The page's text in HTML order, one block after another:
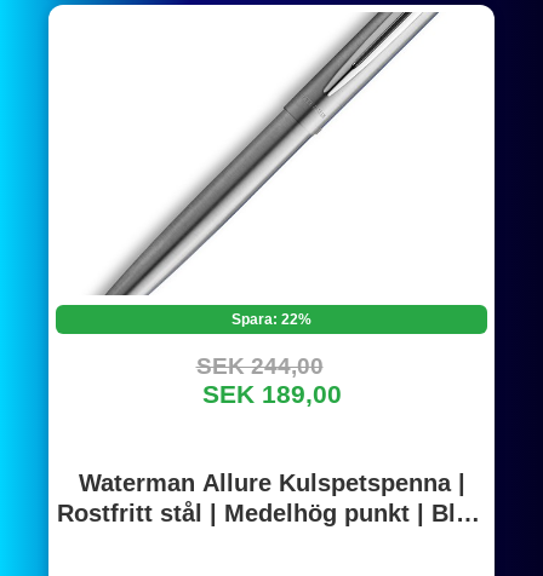
Spara: 22%
SEK 244,00
SEK 189,00
Waterman Allure Kulspetspenna |
Rostfritt stål | Medelhög punkt | Blått